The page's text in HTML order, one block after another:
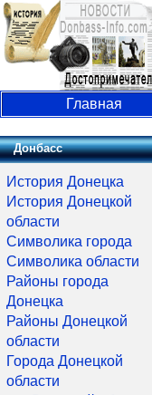
Главная
Донбасс
История Донецка
История Донецкой
области
Символика города
Символика области
Районы города
Донецка
Районы Донецкой
области
Города Донецкой
области